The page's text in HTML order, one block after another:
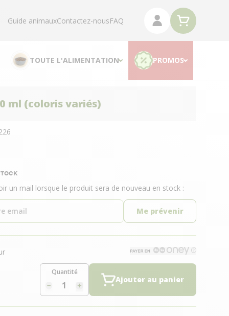
Guide animauxContactez-nousFAQ
TOUTE L'ALIMENTATION PROMOS
ml (coloris variés)
un mail lorsque le produit sera de nouveau en stock :
Me prévenir
Quantité
Ajouter au panier